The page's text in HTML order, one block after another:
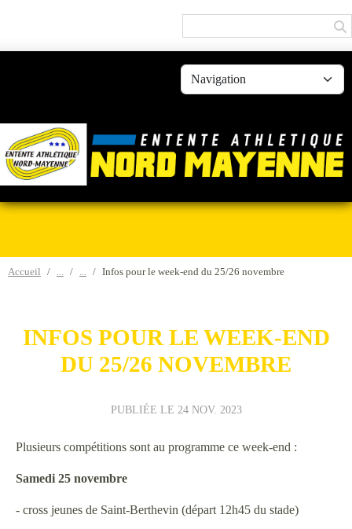
Accueil Infos pour le week-end du 25/26 novembre
INFOS POUR LE WEEK-END
DU 25/26 NOVEMBRE
PUBLIÉE LE 24 NOV. 2023
Plusieurs compétitions sont au programme ce week-end :
Samedi 25 novembre
- cross jeunes de Saint-Berthevin (départ 12h45 du stade)